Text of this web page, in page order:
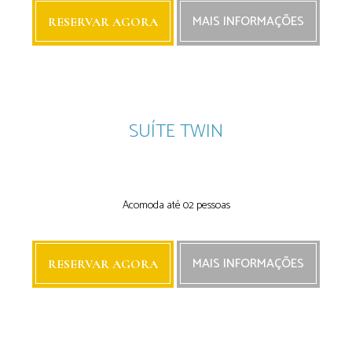
RESERVAR AGORA MAIS INFORMAÇÕES
SUÍTE TWIN
Acomoda até 02 pessoas
RESERVAR AGORA MAIS INFORMAÇÕES